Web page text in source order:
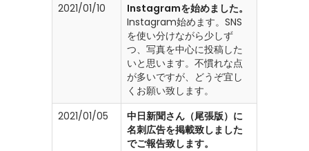
2021/01/10
Instagramを始めました。
Instagram始めます。SNS
を使い分けながら少しず
つ、写真を中心に投稿した
いと思います。不慣れな点
が多いですが、どうぞ宜し
くお願い致します。
2021/01/05
中日新聞さん（尾張版）に
名刺広告を掲載致しました
でご報告致します。